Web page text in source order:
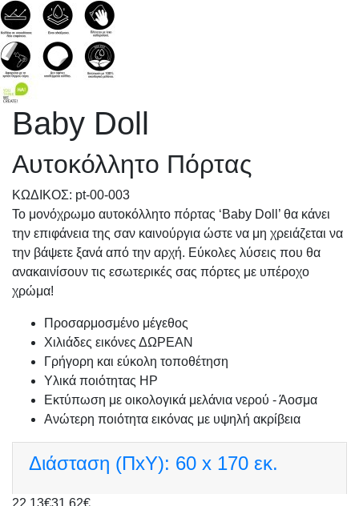
Baby Doll
Αυτοκόλλητο Πόρτας
KΩΔΙΚΟΣ: pt-00-003
Το μονόχρωμο αυτοκόλλητο πόρτας ‘Baby Doll’ θα κάνει
την επιφάνεια της σαν καινούργια ώστε να μη χρειάζεται να
την βάψετε ξανά από την αρχή. Εύκολες λύσεις που θα
ανακαινίσουν τις εσωτερικές σας πόρτες με υπέροχο
χρώμα!
Προσαρμοσμένo μέγεθος
Χιλιάδες εικόνες ΔΩΡΕΑΝ
Γρήγορη και εύκολη τοποθέτηση
Υλικά ποιότητας HP
Εκτύπωση με οικολογικά μελάνια νερού - Άοσμα
Ανώτερη ποιότητα εικόνας με υψηλή ακρίβεια
Διάσταση (ΠxΥ): 60 x 170 εκ.
22,13€31,62€